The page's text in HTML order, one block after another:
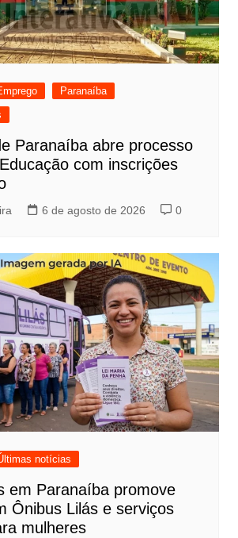
Paranaíba
Paranaíba abre processo
com inscrições
6 de agosto de 2026 0
notícias
em Paranaíba promove
Ônibus Lilás e serviços
mulheres